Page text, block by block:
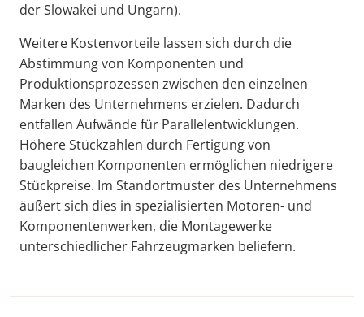
der Slowakei und Ungarn).
Weitere Kostenvorteile lassen sich durch die
Abstimmung von Komponenten und
Produktionsprozessen zwischen den einzelnen
Marken des Unternehmens erzielen. Dadurch
entfallen Aufwände für Parallelentwicklungen.
Höhere Stückzahlen durch Fertigung von
baugleichen Komponenten ermöglichen niedrigere
Stückpreise. Im Standortmuster des Unternehmens
äußert sich dies in spezialisierten Motoren- und
Komponentenwerken, die Montagewerke
unterschiedlicher Fahrzeugmarken beliefern.